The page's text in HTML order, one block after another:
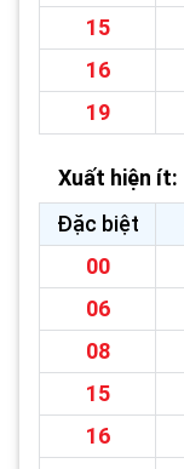
15
16
19
Xuất hiện ít:
Đặc biệt
00
06
08
15
16